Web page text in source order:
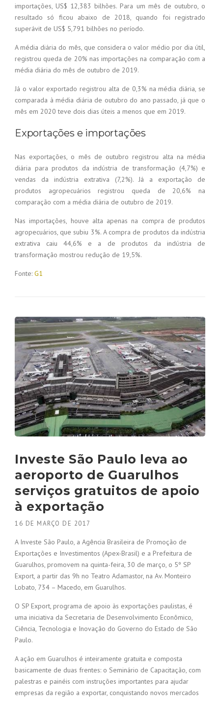
importações, US$ 12,383 bilhões. Para um mês de outubro, o
resultado só ficou abaixo de 2018, quando foi registrado
superávit de US$ 5,791 bilhões no período.
A média diária do mês, que considera o valor médio por dia útil,
registrou queda de 20% nas importações na comparação com a
média diária do mês de outubro de 2019.
Já o valor exportado registrou alta de 0,3% na média diária, se
comparada à média diária de outubro do ano passado, já que o
mês em 2020 teve dois dias úteis a menos que em 2019.
Exportações e importações
Nas exportações, o mês de outubro registrou alta na média
diária para produtos da indústria de transformação (4,7%) e
vendas da indústria extrativa (7,2%). Já a exportação de
produtos agropecuários registrou queda de 20,6% na
comparação com a média diária de outubro de 2019.
Nas importações, houve alta apenas na compra de produtos
agropecuários, que subiu 3%. A compra de produtos da indústria
extrativa caiu 44,6% e a de produtos da indústria de
transformação mostrou redução de 19,5%.
Fonte: G1
Investe São Paulo leva ao
aeroporto de Guarulhos
serviços gratuitos de apoio
à exportação
16 DE MARÇO DE 2017
A Investe São Paulo, a Agência Brasileira de Promoção de
Exportações e Investimentos (Apex-Brasil) e a Prefeitura de
Guarulhos, promovem na quinta-feira, 30 de março, o 5º SP
Export, a partir das 9h no Teatro Adamastor, na Av. Monteiro
Lobato, 734 – Macedo, em Guarulhos.
O SP Export, programa de apoio às exportações paulistas, é
uma iniciativa da Secretaria de Desenvolvimento Econômico,
Ciência, Tecnologia e Inovação do Governo do Estado de São
Paulo.
A ação em Guarulhos é inteiramente gratuita e composta
basicamente de duas frentes: o Seminário de Capacitação, com
palestras e painéis com instruções importantes para ajudar
empresas da região a exportar, conquistando novos mercados